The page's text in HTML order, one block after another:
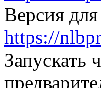
Версия
https://
Запускать